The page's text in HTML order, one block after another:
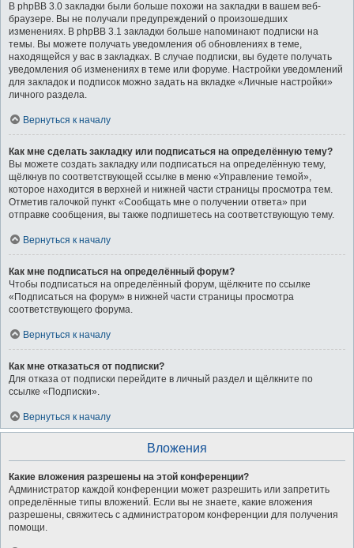
В phpBB 3.0 закладки были больше похожи на закладки в вашем веб-
браузере. Вы не получали предупреждений о произошедших
изменениях. В phpBB 3.1 закладки больше напоминают подписки на
темы. Вы можете получать уведомления об обновлениях в теме,
находящейся у вас в закладках. В случае подписки, вы будете получать
уведомления об изменениях в теме или форуме. Настройки уведомлений
для закладок и подписок можно задать на вкладке «Личные настройки»
личного раздела.
Вернуться к началу
Как мне сделать закладку или подписаться на определённую тему?
Вы можете создать закладку или подписаться на определённую тему,
щёлкнув по соответствующей ссылке в меню «Управление темой»,
которое находится в верхней и нижней части страницы просмотра тем.
Отметив галочкой пункт «Сообщать мне о получении ответа» при
отправке сообщения, вы также подпишетесь на соответствующую тему.
Вернуться к началу
Как мне подписаться на определённый форум?
Чтобы подписаться на определённый форум, щёлкните по ссылке
«Подписаться на форум» в нижней части страницы просмотра
соответствующего форума.
Вернуться к началу
Как мне отказаться от подписки?
Для отказа от подписки перейдите в личный раздел и щёлкните по
ссылке «Подписки».
Вернуться к началу
Вложения
Какие вложения разрешены на этой конференции?
Администратор каждой конференции может разрешить или запретить
определённые типы вложений. Если вы не знаете, какие вложения
разрешены, свяжитесь с администратором конференции для получения
помощи.